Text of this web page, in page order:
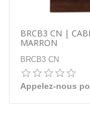
BRCB3 CN |
MARRON
BRCB3 CN
Appelez-nous